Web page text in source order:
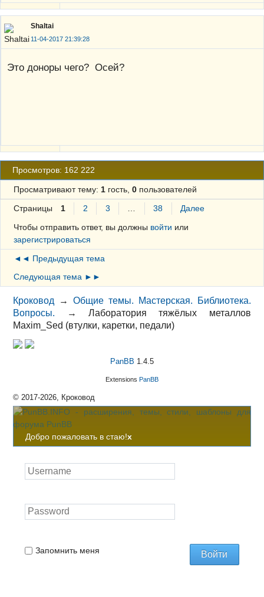
Shaltai
11-04-2017 21:39:28
Это доноры чего? Осей?
Просмотров: 162 222
Просматривают тему: 1гость, 0пользователей
Страницы 1 2 3 … 38
Далее
Чтобы отправить ответ, вы должны войти или
зарегистрироваться
◄◄ Предыдущая тема
Следующая тема ►►
Кроковод →Общие темы. Мастерская. Библиотека.
Вопросы.
→Лаборатория тяжёлых металлов
Maxim_Sed (втулки, каретки, педали)
PanBB 1.4.5
Extensions PanBB
© 2017-2026, Кроковод
Добро пожаловать в стаю!x
Запомнить меня